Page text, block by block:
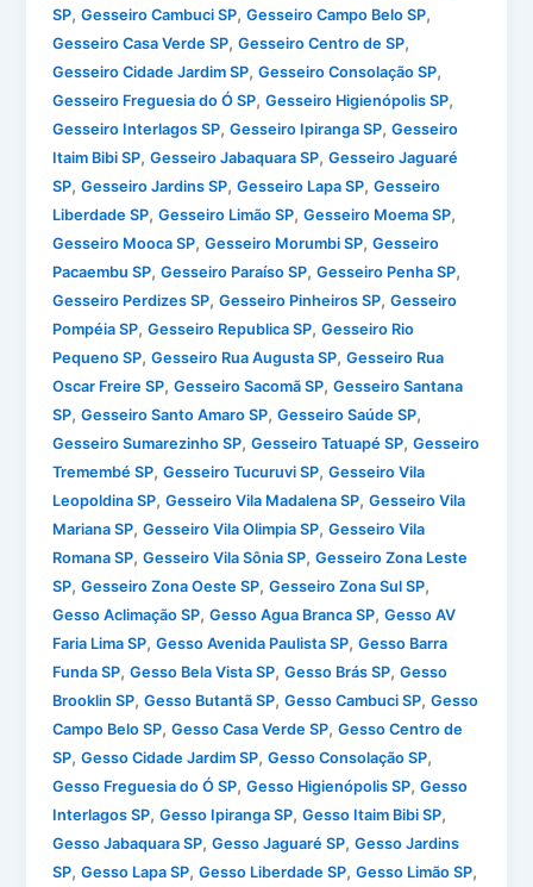
SP,Gesseiro Cambuci SP,Gesseiro Campo Belo SP,
Gesseiro Casa Verde SP,Gesseiro Centro de SP,
Gesseiro Cidade Jardim SP,Gesseiro Consolação SP,
Gesseiro Freguesia do Ó SP,Gesseiro Higienópolis SP,
Gesseiro Interlagos SP,Gesseiro Ipiranga SP,Gesseiro
Itaim Bibi SP,Gesseiro Jabaquara SP,Gesseiro Jaguaré
SP,Gesseiro Jardins SP,Gesseiro Lapa SP,Gesseiro
Liberdade SP,Gesseiro Limão SP,Gesseiro Moema SP,
Gesseiro Mooca SP,Gesseiro Morumbi SP,Gesseiro
Pacaembu SP,Gesseiro Paraíso SP,Gesseiro Penha SP,
Gesseiro Perdizes SP,Gesseiro Pinheiros SP,Gesseiro
Pompéia SP,Gesseiro Republica SP,Gesseiro Rio
Pequeno SP,Gesseiro Rua Augusta SP,Gesseiro Rua
Oscar Freire SP,Gesseiro Sacomã SP,Gesseiro Santana
SP,Gesseiro Santo Amaro SP,Gesseiro Saúde SP,
Gesseiro Sumarezinho SP,Gesseiro Tatuapé SP,Gesseiro
Tremembé SP,Gesseiro Tucuruvi SP,Gesseiro Vila
Leopoldina SP,Gesseiro Vila Madalena SP,Gesseiro Vila
Mariana SP,Gesseiro Vila Olimpia SP,Gesseiro Vila
Romana SP,Gesseiro Vila Sônia SP,Gesseiro Zona Leste
SP,Gesseiro Zona Oeste SP,Gesseiro Zona Sul SP,
Gesso Aclimação SP,Gesso Agua Branca SP,Gesso AV
Faria Lima SP,Gesso Avenida Paulista SP,Gesso Barra
Funda SP,Gesso Bela Vista SP,Gesso Brás SP,Gesso
Brooklin SP,Gesso Butantã SP,Gesso Cambuci SP,Gesso
Campo Belo SP,Gesso Casa Verde SP,Gesso Centro de
SP,Gesso Cidade Jardim SP,Gesso Consolação SP,
Gesso Freguesia do Ó SP,Gesso Higienópolis SP,Gesso
Interlagos SP,Gesso Ipiranga SP,Gesso Itaim Bibi SP,
Gesso Jabaquara SP,Gesso Jaguaré SP,Gesso Jardins
SP,Gesso Lapa SP,Gesso Liberdade SP,Gesso Limão SP,